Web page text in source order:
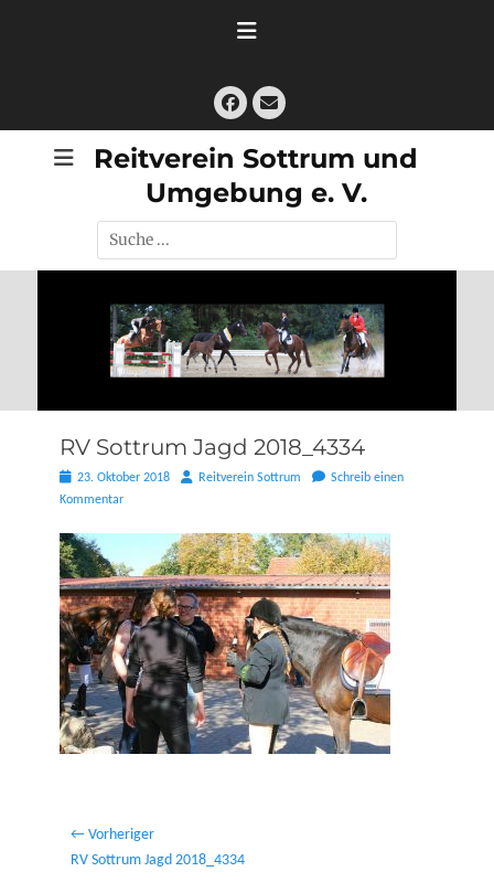
Facebook
E-
Mail
Reitverein Sottrum und
Umgebung e. V.
Suche
nach:
RV Sottrum Jagd 2018_4334
Posted
on
23. Oktober 2018 AutorReitverein Sottrum
Schreib einen
Kommentar
Beitragsnavigation
← Vorheriger
Vorheriger
RV Sottrum Jagd 2018_4334